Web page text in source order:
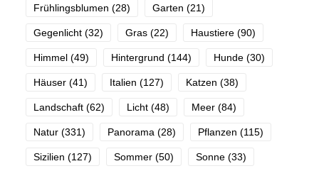
Frühlingsblumen (28) Garten (21)
Gegenlicht (32) Gras (22) Haustiere (90)
Himmel (49) Hintergrund (144) Hunde (30)
Häuser (41) Italien (127) Katzen (38)
Landschaft (62) Licht (48) Meer (84)
Natur (331) Panorama (28) Pflanzen (115)
Sizilien (127) Sommer (50) Sonne (33)